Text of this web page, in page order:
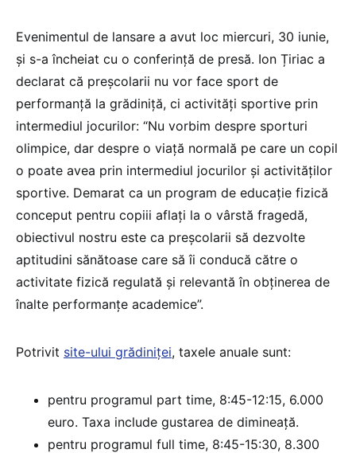
Evenimentul de lansare a avut loc miercuri, 30 iunie,
și s-a încheiat cu o conferință de presă. Ion Țiriac a
declarat că preșcolarii nu vor face sport de
performanță la grădiniță, ci activități sportive prin
intermediul jocurilor: “Nu vorbim despre sporturi
olimpice, dar despre o viață normală pe care un copil
o poate avea prin intermediul jocurilor și activităților
sportive. Demarat ca un program de educație fizică
conceput pentru copiii aflați la o vârstă fragedă,
obiectivul nostru este ca preșcolarii să dezvolte
aptitudini sănătoase care să îi conducă către o
activitate fizică regulată și relevantă în obținerea de
înalte performanțe academice”.
Potrivit site-ului grădiniței, taxele anuale sunt:
pentru programul part time, 8:45-12:15, 6.000
euro. Taxa include gustarea de dimineață.
pentru programul full time, 8:45-15:30, 8.300